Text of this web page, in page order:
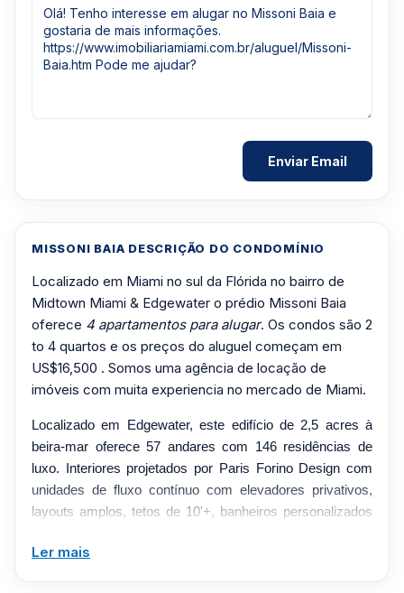
MISSONI BAIA DESCRIÇÃO DO CONDOMÍNIO
Localizado em Miami no sul da Flórida no bairro de
Midtown Miami & Edgewater o prédio Missoni Baia
oferece 4 apartamentos para alugar. Os condos são 2
to 4 quartos e os preços do aluguel começam em
US$16,500 . Somos uma agência de locação de
imóveis com muita experiencia no mercado de Miami.
Localizado em Edgewater, este edifício de 2,5 acres à
beira-mar oferece 57 andares com 146 residências de
luxo. Interiores projetados por Paris Forino Design com
unidades de fluxo contínuo com elevadores privativos,
layouts amplos, tetos de 10'+, banheiros personalizados
As comodidades do Missoni Baia incluem um deck ao ar
livre com piscina olímpica, piscina lounge, piscina infantil,
Ler mais